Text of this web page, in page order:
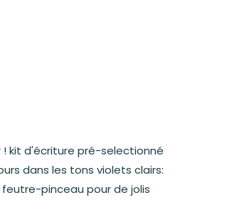
kit d'écriture pré-selectionné
dans les tons violets clairs:
pinceau pour de jolis